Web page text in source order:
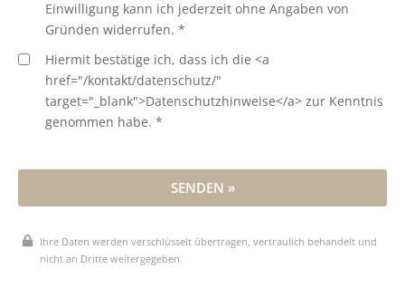
Einwilligung kann ich jederzeit ohne Angaben von
Gründen widerrufen. *
Hiermit bestätige ich, dass ich die <a
href="/kontakt/datenschutz/"
target="_blank">Datenschutzhinweise</a> zur Kenntnis
genommen habe. *
SENDEN »
Ihre Daten werden verschlüsselt übertragen, vertraulich behandelt und
nicht an Dritte weitergegeben.